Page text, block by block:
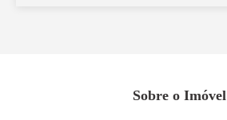
Sobre o Imóvel